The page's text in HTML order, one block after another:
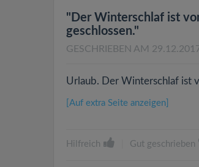
"Der Winterschlaf ist
geschlossen."
GESCHRIEBEN AM
Urlaub. Der Winterschlaf ist
[Auf extra Seite anzeigen]
Hilfreich Gut geschrieben